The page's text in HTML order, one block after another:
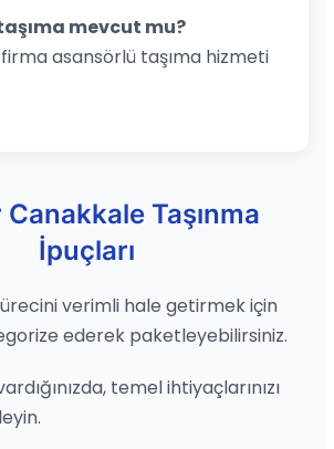
mevcut mu?
asansörlü taşıma hizmeti
Taşınma
İpuçları
verimli hale getirmek için
ederek paketleyebilirsiniz.
temel ihtiyaçlarınızı